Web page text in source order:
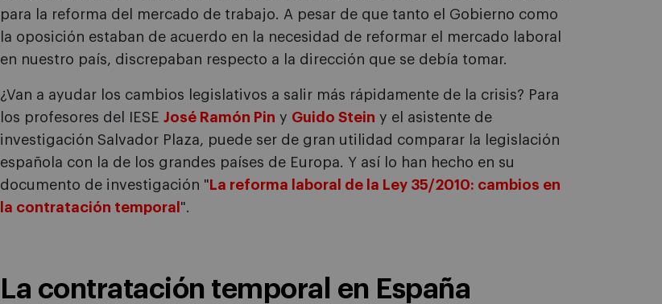
para la reforma del mercado de trabajo. A pesar de que tanto el Gobierno como
la oposición estaban de acuerdo en la necesidad de reformar el mercado laboral
en nuestro país, discrepaban respecto a la dirección que se debía tomar.
¿Van a ayudar los cambios legislativos a salir más rápidamente de la crisis? Para
los profesores del IESE José Ramón Pin y Guido Stein y el asistente de
investigación Salvador Plaza, puede ser de gran utilidad comparar la legislación
española con la de los grandes países de Europa. Y así lo han hecho en su
documento de investigación " La reforma laboral de la Ley 35/2010: cambios en
la contratación temporal ".
La contratación temporal en España